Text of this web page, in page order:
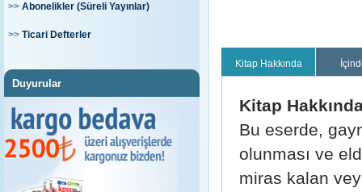
>> Abonelikler (Süreli Yayınlar)
>> Ticari Defterler
Duyurular
Kitap Hakkında
Kitap
Bu eserde,
olunması ve
miras kalan